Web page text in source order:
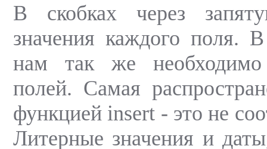
В скобках через
значения каждого поля.
нам так же необходимо
полей. Самая
функцией insert - это не
Литерные значения и